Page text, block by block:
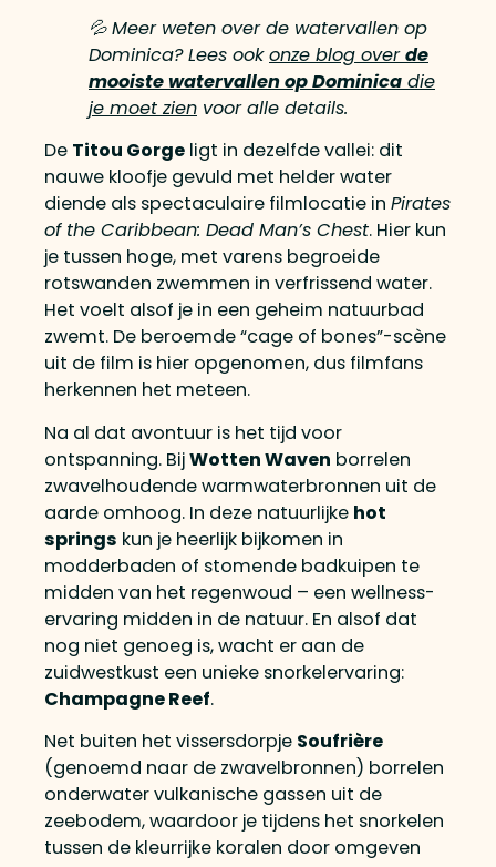
💦 Meer weten over de watervallen op
Dominica? Lees ookonze blog overde
mooiste watervallen op Dominica die
je moet zien voor alle details.
De Titou Gorge ligt in dezelfde vallei: dit
nauwe kloofje gevuld met helder water
diende als spectaculaire filmlocatie in Pirates
of the Caribbean: Dead Man’s Chest. Hier kun
je tussen hoge, met varens begroeide
rotswanden zwemmen in verfrissend water.
Het voelt alsof je in een geheim natuurbad
zwemt. De beroemde “cage of bones”-scène
uit de film is hier opgenomen, dus filmfans
herkennen het meteen.
Na al dat avontuur is het tijd voor
ontspanning. BijWotten Waven borrelen
zwavelhoudende warmwaterbronnen uit de
aarde omhoog. In deze natuurlijke hot
springs kun je heerlijk bijkomen in
modderbaden of stomende badkuipen te
midden van het regenwoud – een wellness-
ervaring midden in de natuur. En alsof dat
nog niet genoeg is, wacht er aan de
zuidwestkust een unieke snorkelervaring:
Champagne Reef.
Net buiten het vissersdorpje Soufrière
(genoemd naar de zwavelbronnen) borrelen
onderwater vulkanische gassen uit de
zeebodem, waardoor je tijdens het snorkelen
tussen de kleurrijke koralen door omgeven